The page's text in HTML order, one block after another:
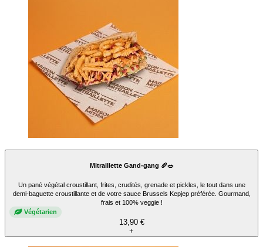
Mitraillette Gand-gang 🥖🥗
Un pané végétal croustillant, frites, crudités, grenade et pickles, le tout dans une
demi-baguette croustillante et de votre sauce Brussels Kepjep préférée. Gourmand,
frais et 100% veggie !
Végétarien
13,90 €
+